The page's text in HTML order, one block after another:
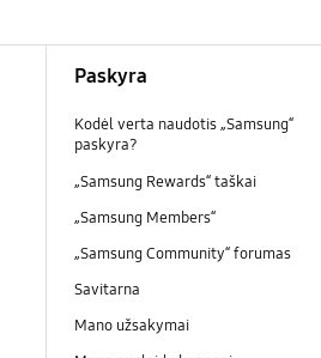
Paskyra
Kodėl verta naudotis „Samsung“
paskyra?
„Samsung Rewards“ taškai
„Samsung Members“
„Samsung Community“ forumas
Savitarna
Mano užsakymai